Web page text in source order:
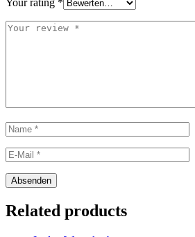
Your rating *
Related products